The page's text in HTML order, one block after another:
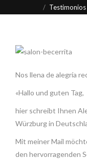
Nos llena de alegría
«Hallo und guten Tag,
hier schreibt Ihnen
Würzburg in
Mit meiner Mail
den hervorragenden